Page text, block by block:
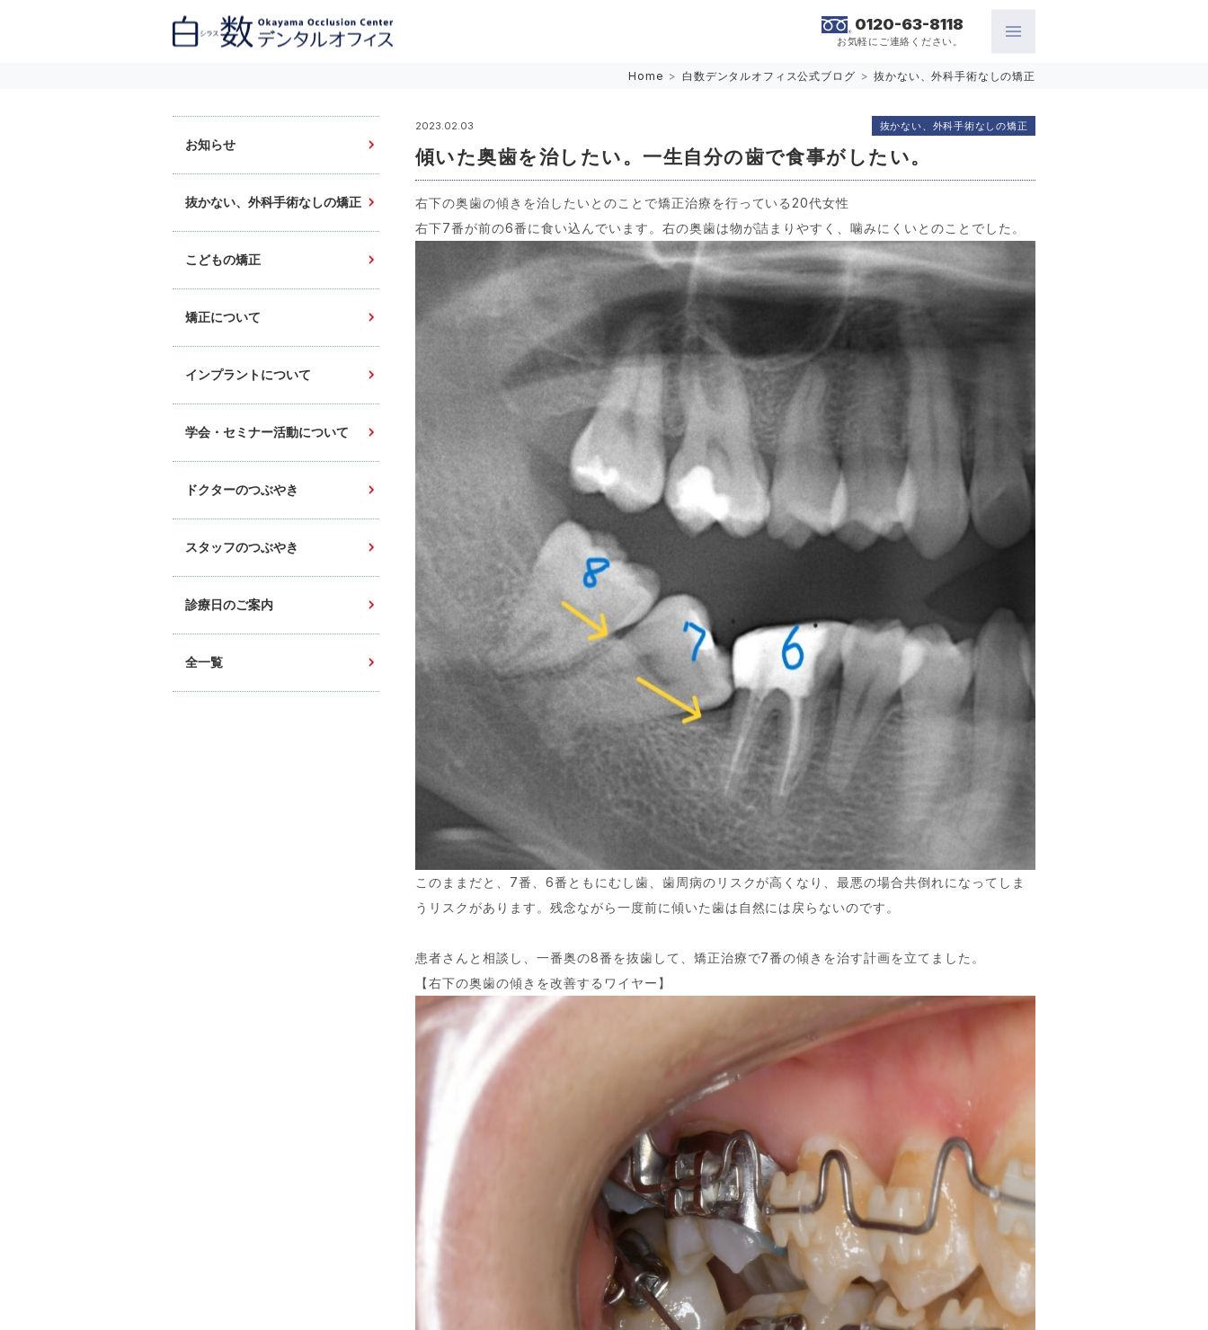
0120-63-8118
お気軽にご連絡ください。
Home > 白数デンタルオフィス公式ブログ > 抜かない、外科手術なしの矯正
2023.02.03
傾いた奥歯を治したい。一生自分の歯で食事がしたい。
抜かない、外科手術なしの矯正
右下の奥歯の傾きを治したいとのことで矯正治療を行っている20代女性
右下7番が前の6番に食い込んでいます。右の奥歯は物が詰まりやすく、噛みにくいとのことでした。
このままだと、7番、6番ともにむし歯、歯周病のリスクが高くなり、最悪の場合共倒れになってしま
うリスクがあります。残念ながら一度前に傾いた歯は自然には戻らないのです。
患者さんと相談し、一番奥の8番を抜歯して、矯正治療で7番の傾きを治す計画を立てました。
【右下の奥歯の傾きを改善するワイヤー】
お知らせ
抜かない、外科手術なしの矯正
こどもの矯正
矯正について
インプラントについて
学会・セミナー活動について
ドクターのつぶやき
スタッフのつぶやき
診療日のご案内
全一覧